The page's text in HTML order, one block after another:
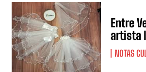
Entre
artista
NOTAS